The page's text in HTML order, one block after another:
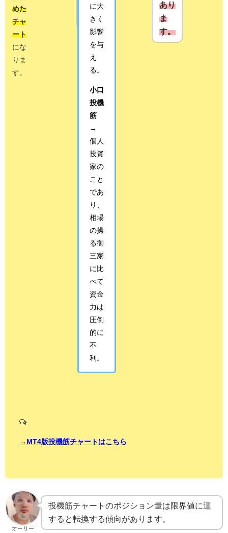
めた
チャ
ート
にな
りま
す。
ます
＾＾
に大
きく
影響
を与
え
る。
小口
投機
筋
→
個人
投資
家の
こと
であ
り、
相場
の操
る御
三家
に比
べて
資金
力は
圧倒
的に
不
利。
あり
ま
す。
す。
→MT4版投機筋チャートはこちら
オーリー
投機筋チャートのポジション量は限界値に達
すると転換する傾向があります。